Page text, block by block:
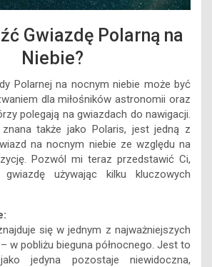
Gwiazdę Polarną na
Niebie?
Polarnej na nocnym niebie może być
dla miłośników astronomii oraz
polegają na gwiazdach do nawigacji.
znana także jako Polaris, jest jedną z
na nocnym niebie ze względu na
Pozwól mi teraz przedstawić Ci,
używając kilku kluczowych
się w jednym z najważniejszych
w pobliżu bieguna północnego. Jest to
jedyna pozostaje niewidoczna,